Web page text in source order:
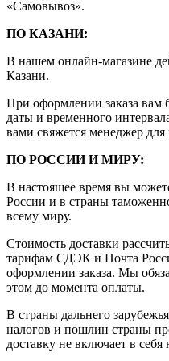
«Самовывоз».
ПО КАЗАНИ:
В нашем онлайн-магазине
Казани.
При оформлении заказа вам
даты и временного
вами свяжется менеджер
ПО РОССИИ И МИРУ:
В настоящее время вы
России и в страны
всему миру.
Стоимость доставки
тарифам СДЭК и Почта
оформлении заказа. Мы
этом до момента оплаты.
В страны дальнего
налогов и пошлин страны
доставку не включает в